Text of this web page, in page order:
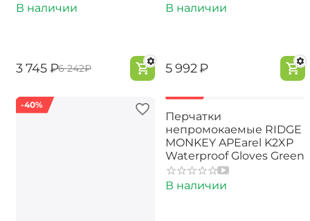
В наличии
‍3 745‍₽‍6 242‍₽
В наличии
‍5 992‍₽
-40%
Перчатки
непромокаемые RIDGE
MONKEY APEarel K2XP
Waterproof Gloves Green
В наличии